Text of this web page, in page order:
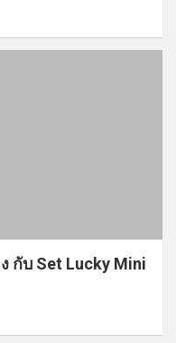
กับ Set Lucky Mini